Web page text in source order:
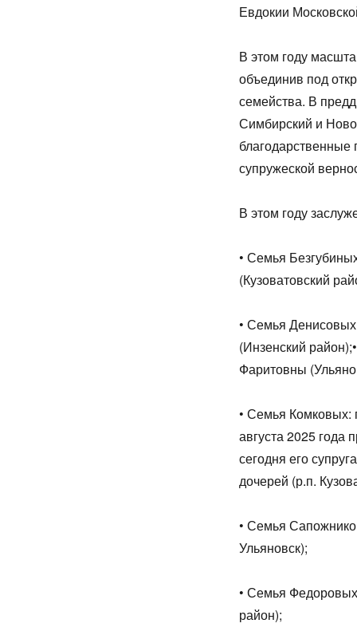
Евдокии
В этом году
объединив под
семейства. В
Симбирский и
супружеской
В этом году
• Семья
(Кузоватовский
• Семья
(Инзенский
Фаритовны
• Семья Комковых:
августа 2025
сегодня его
дочерей (р.п.
• Семья
Ульяновск);
• Семья
район);